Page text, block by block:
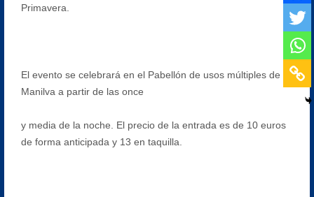
Primavera.
El evento se celebrará en el Pabellón de usos múltiples de
Manilva a partir de las once
y media de la noche. El precio de la entrada es de 10 euros
de forma anticipada y 13 en taquilla.